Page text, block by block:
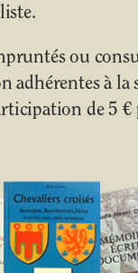
ou
adhérentes à
de 5 €